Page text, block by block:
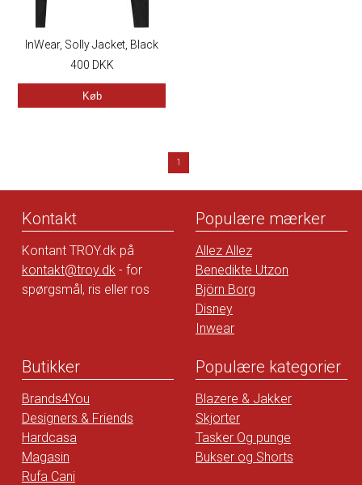
InWear, Solly Jacket, Black
400 DKK
Køb
1
Kontakt
Kontant TROY.dk på
kontakt@troy.dk- for
spørgsmål, ris eller ros
Populære mærker
Allez Allez
Benedikte Utzon
Björn Borg
Disney
Inwear
Butikker
Brands4You
Designers & Friends
Hardcasa
Magasin
Rufa Cani
Populære kategorier
Blazere & Jakker
Skjorter
Tasker Og punge
Bukser og Shorts